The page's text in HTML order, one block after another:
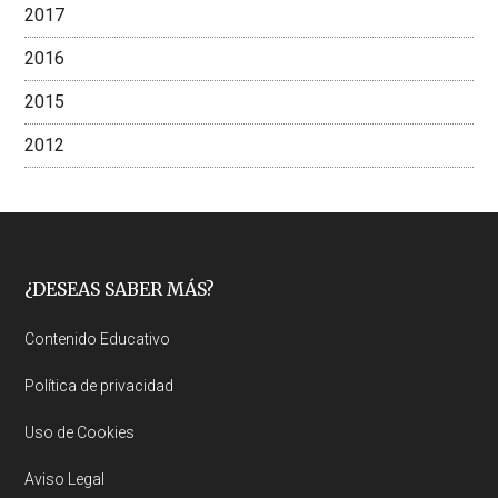
2017
2016
2015
2012
Footer
¿DESEAS SABER MÁS?
Contenido Educativo
Política de privacidad
Uso de Cookies
Aviso Legal